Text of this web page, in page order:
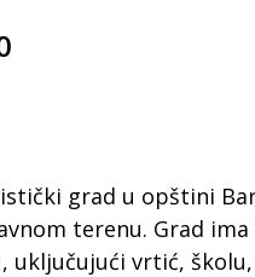
grad u opštini
terenu. Grad
vrtić,